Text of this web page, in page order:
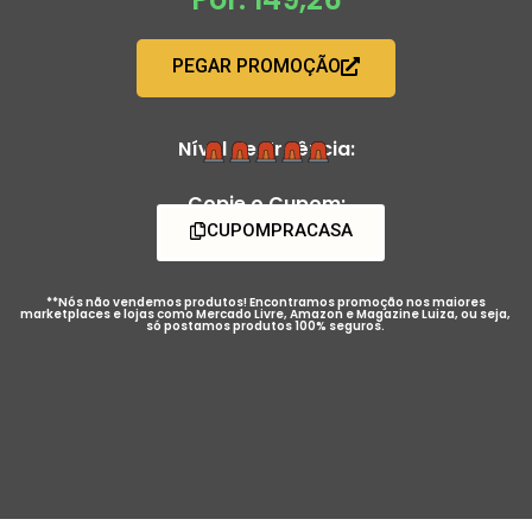
PEGAR PROMOÇÃO
Nível de Urgência:
Copie o Cupom:
CUPOMPRACASA
**Nós não vendemos produtos! Encontramos promoção nos maiores
marketplaces e lojas como Mercado Livre, Amazon e Magazine Luiza, ou seja,
só postamos produtos 100% seguros.